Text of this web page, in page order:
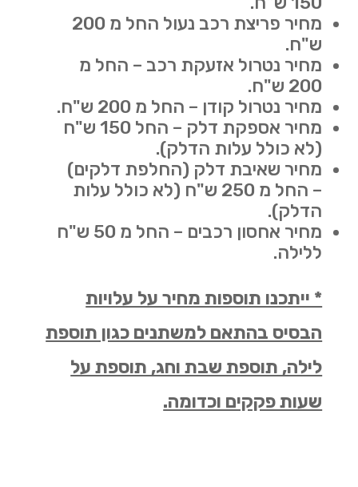
מחיר פריצת רכב נעול החל מ 200
ש"ח.
מחיר נטרול אזעקת רכב – החל מ
200 ש"ח.
מחיר נטרול קודן – החל מ 200 ש"ח.
מחיר אספקת דלק – החל 150 ש"ח
(לא כולל עלות הדלק).
מחיר שאיבת דלק (החלפת דלקים)
– החל מ 250 ש"ח (לא כולל עלות
הדלק).
מחיר אחסון רכבים – החל מ 50 ש"ח
ללילה.
* ייתכנו תוספות מחיר על עלויות
הבסיס בהתאם למשתנים כגון תוספת
לילה, תוספת שבת וחג, תוספת על
שעות פקקים וכדומה.